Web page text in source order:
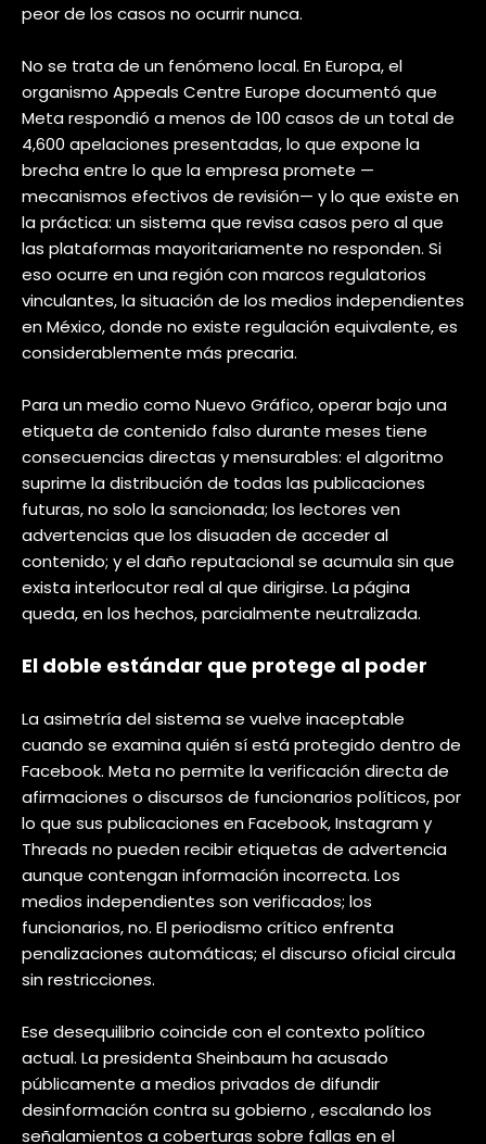
peor de los casos no ocurrir nunca.
No se trata de un fenómeno local. En Europa, el
organismo Appeals Centre Europe documentó que
Meta respondió a menos de 100 casos de un total de
4,600 apelaciones presentadas, lo que expone la
brecha entre lo que la empresa promete —
mecanismos efectivos de revisión— y lo que existe en
la práctica: un sistema que revisa casos pero al que
las plataformas mayoritariamente no responden. Si
eso ocurre en una región con marcos regulatorios
vinculantes, la situación de los medios independientes
en México, donde no existe regulación equivalente, es
considerablemente más precaria.
Para un medio como Nuevo Gráfico, operar bajo una
etiqueta de contenido falso durante meses tiene
consecuencias directas y mensurables: el algoritmo
suprime la distribución de todas las publicaciones
futuras, no solo la sancionada; los lectores ven
advertencias que los disuaden de acceder al
contenido; y el daño reputacional se acumula sin que
exista interlocutor real al que dirigirse. La página
queda, en los hechos, parcialmente neutralizada.
El doble estándar que protege al poder
La asimetría del sistema se vuelve inaceptable
cuando se examina quién sí está protegido dentro de
Facebook. Meta no permite la verificación directa de
afirmaciones o discursos de funcionarios políticos, por
lo que sus publicaciones en Facebook, Instagram y
Threads no pueden recibir etiquetas de advertencia
aunque contengan información incorrecta. Los
medios independientes son verificados; los
funcionarios, no. El periodismo crítico enfrenta
penalizaciones automáticas; el discurso oficial circula
sin restricciones.
Ese desequilibrio coincide con el contexto político
actual. La presidenta Sheinbaum ha acusado
públicamente a medios privados de difundir
desinformación contra su gobierno , escalando los
señalamientos a coberturas sobre fallas en el